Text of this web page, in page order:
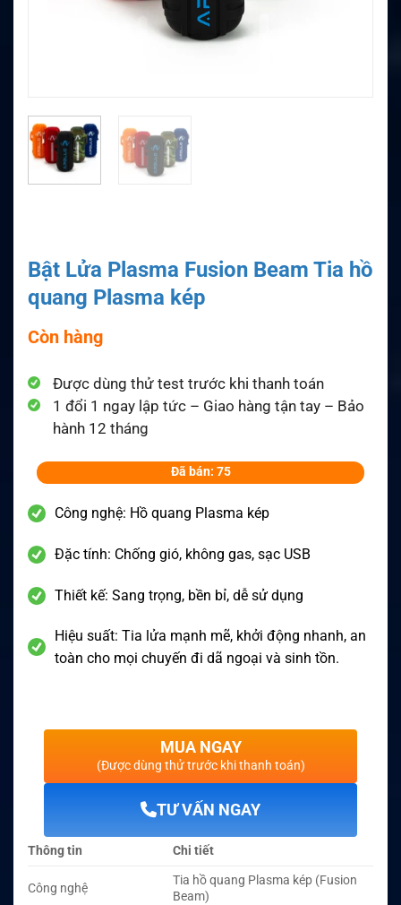
Bật Lửa Plasma Fusion Beam Tia hồ
quang Plasma kép
Còn hàng
Được dùng thử test trước khi thanh toán
1 đổi 1 ngay lập tức – Giao hàng tận tay – Bảo
hành 12 tháng
Đã bán: 75
Công nghệ: Hồ quang Plasma kép
Đặc tính: Chống gió, không gas, sạc USB
Thiết kế: Sang trọng, bền bỉ, dễ sử dụng
Hiệu suất: Tia lửa mạnh mẽ, khởi động nhanh, an
toàn cho mọi chuyến đi dã ngoại và sinh tồn.
MUA NGAY
(Được dùng thử trước khi thanh toán)
TƯ VẤN NGAY
Thông tin Chi tiết
Công nghệ
Tia hồ quang Plasma kép (Fusion
Beam)